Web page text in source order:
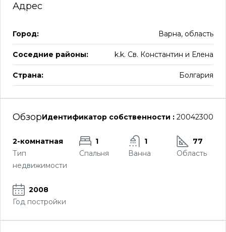
Адрес
Город: Варна, область
Соседние районы: k.k. Св. Константин и Елена
Страна: Болгария
ОбзорИдентификатор собственности : 20042300
2-комнатная
Тип
недвижимости
1
Спальня
1
Ванна
77
Область
2008
Год постройки